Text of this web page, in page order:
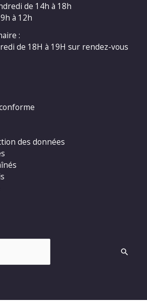
de 14h à 18h
à 12h
:
de 18H à 19H sur rendez-vous
des données